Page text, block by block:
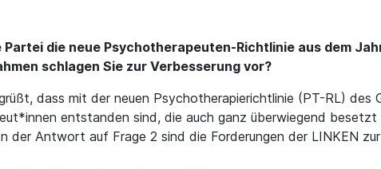
die neue Psychotherapeuten-Richtlinie aus dem
schlagen Sie zur Verbesserung vor?
dass mit der neuen Psychotherapierichtlinie (PT-RL) des
entstanden sind, die auch ganz überwiegend
der Antwort auf Frage 2 sind die Forderungen der LINKEN